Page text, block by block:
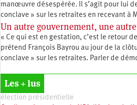
manœuvre désespérée. Il s’agit pour lui
conclave » sur les retraites en recevant à
Un autre gouvernement, une
« Ce qui est en gestation, c’est le retour
prétend François Bayrou au jour de la
conclave » sur les retraites. Parler de
Les + lus
élection présidentielle